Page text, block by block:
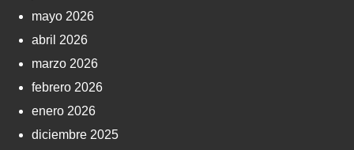
mayo 2026
abril 2026
marzo 2026
febrero 2026
enero 2026
diciembre 2025